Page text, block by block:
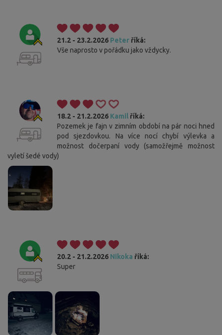
21.2 - 23.2.2026 Peter říká:
Vše naprosto v pořádku jako vždycky.
18.2 - 21.2.2026 Kamil říká:
Pozemek je fajn v zimním období na pár noci hned
pod sjezdovkou. Na více nocí chybí výlevka a
možnost dočerpaní vody (samožřejmě možnost
vyletí šedé vody)
20.2 - 21.2.2026 Nikoka říká:
Super